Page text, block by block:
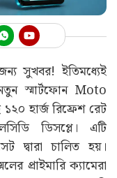
সুখবর! ইতিমধ্যেই
স্মার্টফোন Moto
হার্জ রিফ্রেশ রেট
ডিসপ্লে। এটি
দ্বারা চালিত হয়।
প্রাইমারি ক্যামেরা